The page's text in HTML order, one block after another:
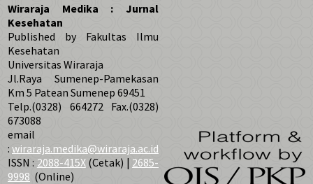
Wiraraja Medika : Jurnal
Kesehatan
Published by Fakultas Ilmu
Kesehatan
Universitas Wiraraja
Jl.Raya Sumenep-Pamekasan
Km 5 Patean Sumenep 69451
Telp.(0328) 664272 Fax.(0328)
673088
email
: wiraraja.medika@wiraraja.ac.id
ISSN : 2088-415X(Cetak) | 2685-
9998 (Online)